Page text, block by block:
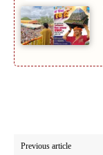
Previous article